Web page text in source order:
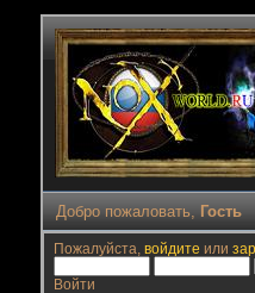
Добро пожаловать, Гость
Пожалуйста, войдите или
Войти